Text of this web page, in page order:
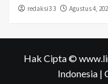
redaksi3 3 Agustus 4,
Hak Cipta ©
Indonesia |